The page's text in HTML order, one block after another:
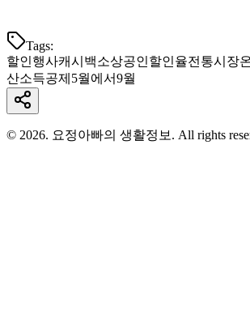
Tags:
할인행사캐시백소상공인할인율전통시장
산소득공제 5월에서9월
© 2026. 요정아빠의 생활정보. All rights